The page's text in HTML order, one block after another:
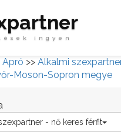
ingyen
Apró >> Alkalmi
Moson-Sopron megye
- nő keres férfit